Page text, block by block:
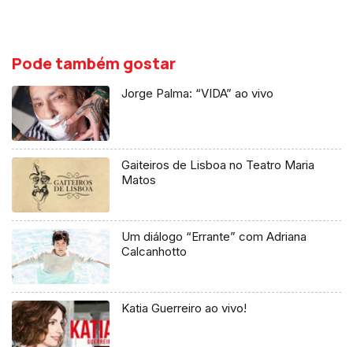
Pode também gostar
Jorge Palma: “VIDA” ao vivo
Gaiteiros de Lisboa no Teatro Maria
Matos
Um diálogo “Errante” com Adriana
Calcanhotto
Katia Guerreiro ao vivo!